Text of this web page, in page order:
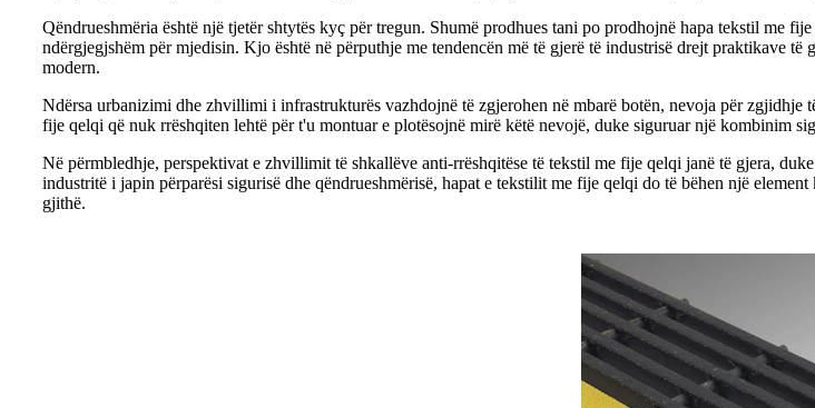
Qëndrueshmëria është një tjetër shtytës kyç për tregun. Shumë prodhues tani po prodhojnë hapa tekstil me
ndërgjegjshëm për mjedisin. Kjo është në përputhje me tendencën më të gjerë të industrisë drejt praktikave
modern.
Ndërsa urbanizimi dhe zhvillimi i infrastrukturës vazhdojnë të zgjerohen në mbarë botën, nevoja për zgjidhje
fije qelqi që nuk rrëshqiten lehtë për t'u montuar e plotësojnë mirë këtë nevojë, duke siguruar një kombinim
Në përmbledhje, perspektivat e zhvillimit të shkallëve anti-rrëshqitëse të tekstil me fije qelqi janë të gjera,
industritë i japin përparësi sigurisë dhe qëndrueshmërisë, hapat e tekstilit me fije qelqi do të bëhen një
gjithë.